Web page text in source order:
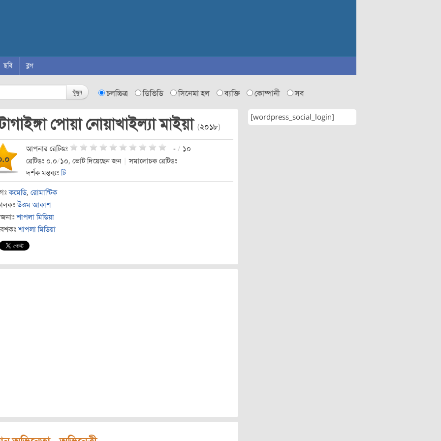
ছবি ব্লগ
খুঁজুন চলচ্চিত্র ডিভিডি সিনেমা হল ব্যক্তি কোম্পানী সব
পোয়া নোয়াখাইল্যা মাইয়া (২০১৮)
আপনার রেটিঙঃ - / ১০
রেটিঙঃ ০.০/১০, ভোট দিয়েছেন জন
সমালোচক রেটিঙঃ
দর্শক মন্তব্যঃটি
কমেডি, রোমান্টিক
উত্তম আকাশ
শাপলা মিডিয়া
শাপলা মিডিয়া
[wordpress_social_login]